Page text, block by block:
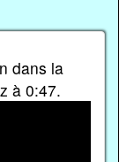
dans la
à 0:47.